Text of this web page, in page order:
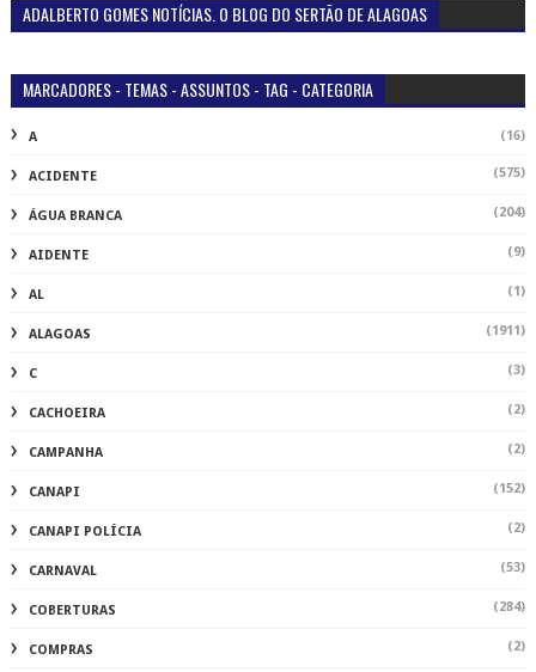
ADALBERTO GOMES NOTÍCIAS. O BLOG DO SERTÃO DE ALAGOAS
MARCADORES - TEMAS - ASSUNTOS - TAG - CATEGORIA
A (16)
ACIDENTE (575)
ÁGUA BRANCA (204)
AIDENTE (9)
AL (1)
ALAGOAS (1911)
C (3)
CACHOEIRA (2)
CAMPANHA (2)
CANAPI (152)
CANAPI POLÍCIA (2)
CARNAVAL (53)
COBERTURAS (284)
COMPRAS (2)